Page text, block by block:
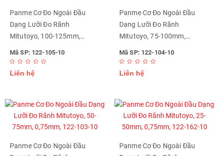
Panme Cơ Đo Ngoài Đầu
Dạng Lưỡi Đo Rãnh
Mitutoyo, 100-125mm,
0,75mm, 122-105-10
Mã SP: 122-105-10
Liên hệ
Panme Cơ Đo Ngoài Đầu
Dạng Lưỡi Đo Rãnh
Mitutoyo, 75-100mm,
0,75mm, 122-104-10
Mã SP: 122-104-10
Liên hệ
Panme Cơ Đo Ngoài Đầu
Panme Cơ Đo Ngoài Đầu